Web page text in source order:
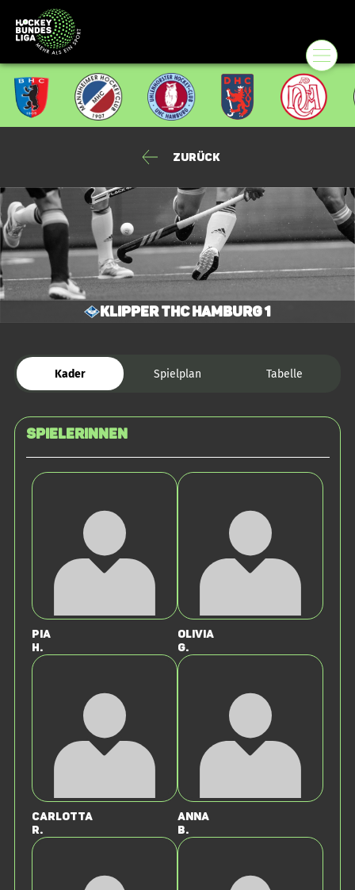
Zurück
Klipper THC Hamburg 1
Kader Spielplan Tabelle
SPIELERINNEN
Pia
H.
Olivia
G.
Carlotta
R.
Anna
B.